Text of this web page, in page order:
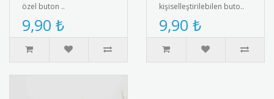
özel buton ..
9,90 ₺
kişiselleştirilebilen buto..
9,90 ₺